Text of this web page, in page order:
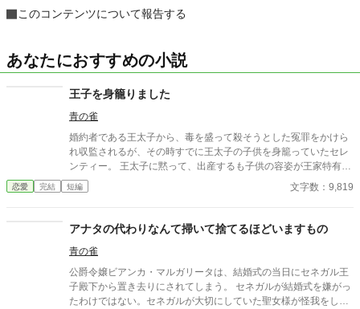
このコンテンツについて報告する
あなたにおすすめの小説
王子を身籠りました
青の雀
婚約者である王太子から、毒を盛って殺そうとした冤罪をかけら
れ収監されるが、その時すでに王太子の子供を身籠っていたセレ
ンティー。 王太子に黙って、出産するも子供の容姿が王家特有の
金髪金眼だった。 再び、王太子が毒を盛られ、死にかけた時、我
が子と対面するが…というお話。
恋愛 完結 短編 文字数：9,819
アナタの代わりなんて掃いて捨てるほどいますもの
青の雀
公爵令嬢ビアンカ・マルガリータは、結婚式の当日にセネガル王
子殿下から置き去りにされてしまう。 セネガルが結婚式を嫌がっ
たわけではない。セネガルが大切にしていた聖女様が怪我をした